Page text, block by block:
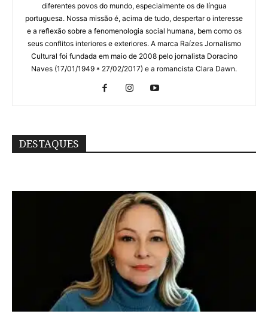
diferentes povos do mundo, especialmente os de língua
portuguesa. Nossa missão é, acima de tudo, despertar o interesse
e a reflexão sobre a fenomenologia social humana, bem como os
seus conflitos interiores e exteriores. A marca Raízes Jornalismo
Cultural foi fundada em maio de 2008 pelo jornalista Doracino
Naves (17/01/1949 * 27/02/2017) e a romancista Clara Dawn.
DESTAQUES